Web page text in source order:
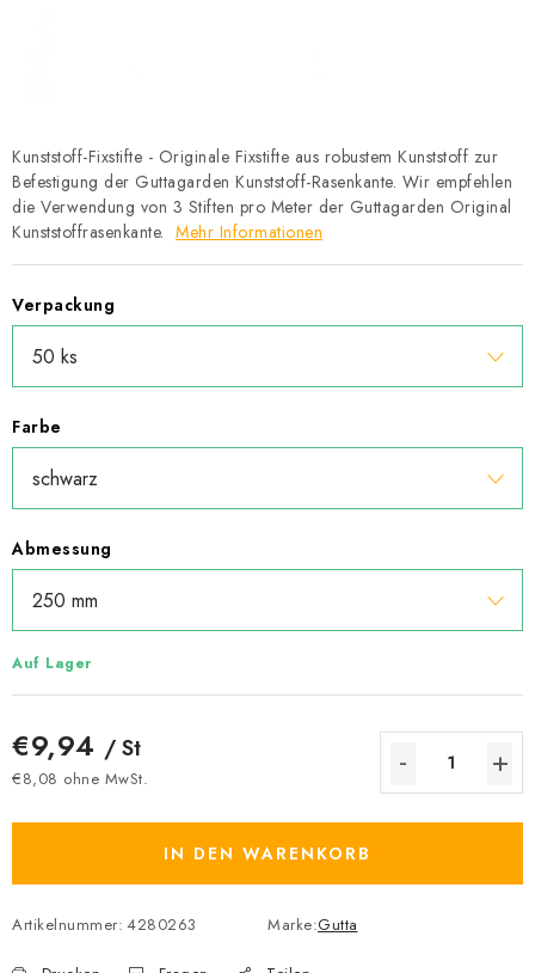
Kunststoff-Fixstifte - Originale Fixstifte aus robustem Kunststoff zur
Befestigung der Guttagarden Kunststoff-Rasenkante. Wir empfehlen
die Verwendung von 3 Stiften pro Meter der Guttagarden Original
Kunststoffrasenkante. Mehr Informationen
Verpackung
Farbe
Abmessung
Auf Lager
€9,94 / St
€8,08 ohne MwSt.
IN DEN WARENKORB
Artikelnummer: 4280263 Marke:Gutta